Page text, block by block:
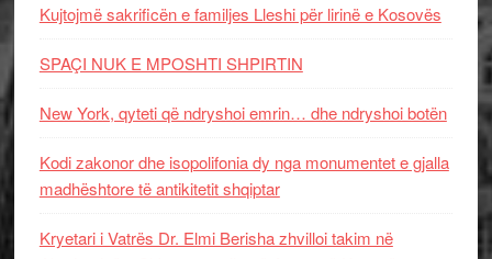
Kujtojmë sakrificën e familjes Lleshi për lirinë e Kosovës
SPAÇI NUK E MPOSHTI SHPIRTIN
New York, qyteti që ndryshoi emrin… dhe ndryshoi botën
Kodi zakonor dhe isopolifonia dy nga monumentet e gjalla
madhështore të antikitetit shqiptar
Kryetari i Vatrës Dr. Elmi Berisha zhvilloi takim në